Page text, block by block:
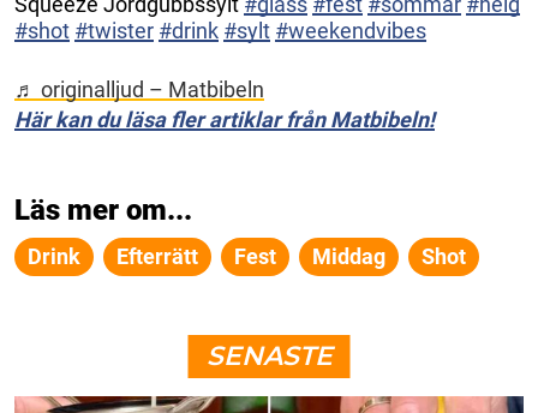
#shot #twister #drink #sylt #weekendvibes
♬ originalljud – Matbibeln
Här kan du läsa fler artiklar från Matbibeln!
Läs mer om...
Drink Efterrätt Fest Middag Shot
SENASTE